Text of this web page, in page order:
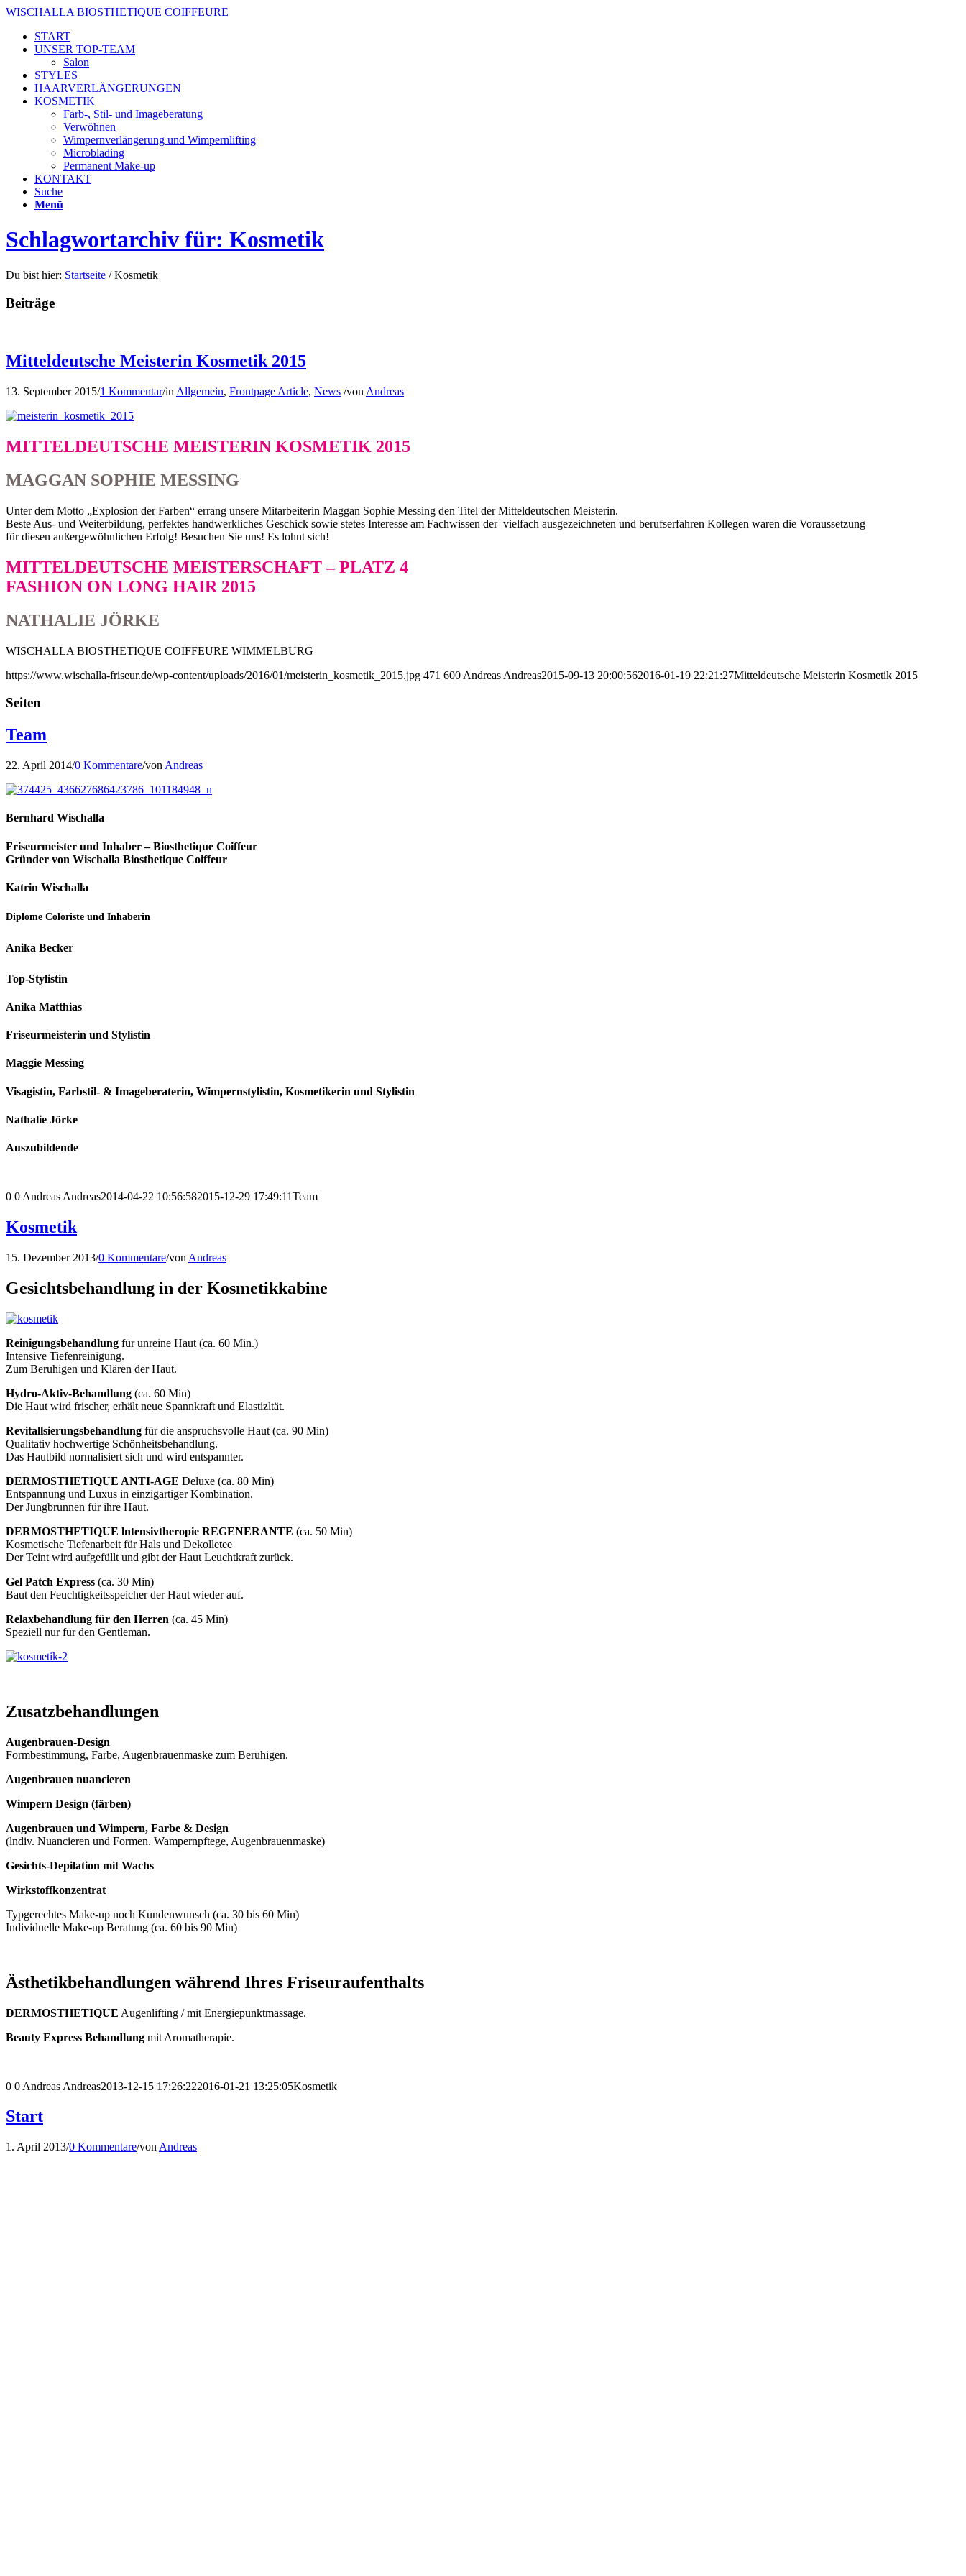
WISCHALLA BIOSTHETIQUE COIFFEURE
START
UNSER TOP-TEAM
Salon
STYLES
HAARVERLÄNGERUNGEN
KOSMETIK
Farb-, Stil- und Imageberatung
Verwöhnen
Wimpernverlängerung und Wimpernlifting
Microblading
Permanent Make-up
KONTAKT
Suche
Menü
Schlagwortarchiv für: Kosmetik
Du bist hier: Startseite / Kosmetik
Beiträge
Mitteldeutsche Meisterin Kosmetik 2015
13. September 2015/1 Kommentar/in Allgemein, Frontpage Article, News /von Andreas
MITTELDEUTSCHE MEISTERIN KOSMETIK 2015
MAGGAN SOPHIE MESSING
Unter dem Motto „Explosion der Farben“ errang unsere Mitarbeiterin Maggan Sophie Messing den Titel der Mitteldeutschen Meisterin.
Beste Aus- und Weiterbildung, perfektes handwerkliches Geschick sowie stetes Interesse am Fachwissen der vielfach ausgezeichneten und berufserfahren Kollegen waren die Voraussetzung
für diesen außergewöhnlichen Erfolg! Besuchen Sie uns! Es lohnt sich!
MITTELDEUTSCHE MEISTERSCHAFT – PLATZ 4
FASHION ON LONG HAIR 2015
NATHALIE JÖRKE
WISCHALLA BIOSTHETIQUE COIFFEURE WIMMELBURG
https://www.wischalla-friseur.de/wp-content/uploads/2016/01/meisterin_kosmetik_2015.jpg 471 600 Andreas Andreas2015-09-13 20:00:562016-01-19 22:21:27Mitteldeutsche Meisterin Kosmetik 2015
Seiten
Team
22. April 2014/0 Kommentare/von Andreas
Bernhard Wischalla
Friseurmeister und Inhaber – Biosthetique Coiffeur
Gründer von Wischalla Biosthetique Coiffeur
Katrin Wischalla
Diplome Coloriste und Inhaberin
Anika Becker
Top-Stylistin
Anika Matthias
Friseurmeisterin und Stylistin
Maggie Messing
Visagistin, Farbstil- & Imageberaterin, Wimpernstylistin, Kosmetikerin und Stylistin
Nathalie Jörke
Auszubildende
0 0 Andreas Andreas2014-04-22 10:56:582015-12-29 17:49:11Team
Kosmetik
15. Dezember 2013/0 Kommentare/von Andreas
Gesichtsbehandlung in der Kosmetikkabine
Reinigungsbehandlung für unreine Haut (ca. 60 Min.)
Intensive Tiefenreinigung.
Zum Beruhigen und Klären der Haut.
Hydro-Aktiv-Behandlung (ca. 60 Min)
Die Haut wird frischer, erhält neue Spannkraft und Elastizltät.
Revitallsierungsbehandlung für die anspruchsvolle Haut (ca. 90 Min)
Qualitativ hochwertige Schönheitsbehandlung.
Das Hautbild normalisiert sich und wird entspannter.
DERMOSTHETIQUE ANTI-AGE Deluxe (ca. 80 Min)
Entspannung und Luxus in einzigartiger Kombination.
Der Jungbrunnen für ihre Haut.
DERMOSTHETIQUE lntensivtheropie REGENERANTE (ca. 50 Min)
Kosmetische Tiefenarbeit für Hals und Dekolletee
Der Teint wird aufgefüllt und gibt der Haut Leuchtkraft zurück.
Gel Patch Express (ca. 30 Min)
Baut den Feuchtigkeitsspeicher der Haut wieder auf.
Relaxbehandlung für den Herren (ca. 45 Min)
Speziell nur für den Gentleman.
Zusatzbehandlungen
Augenbrauen-Design
Formbestimmung, Farbe, Augenbrauenmaske zum Beruhigen.
Augenbrauen nuancieren
Wimpern Design (färben)
Augenbrauen und Wimpern, Farbe & Design
(lndiv. Nuancieren und Formen. Wampernpftege, Augenbrauenmaske)
Gesichts-Depilation mit Wachs
Wirkstoffkonzentrat
Typgerechtes Make-up noch Kundenwunsch (ca. 30 bis 60 Min)
Individuelle Make-up Beratung (ca. 60 bis 90 Min)
Ästhetikbehandlungen während Ihres Friseuraufenthalts
DERMOSTHETIQUE Augenlifting / mit Energiepunktmassage.
Beauty Express Behandlung mit Aromatherapie.
0 0 Andreas Andreas2013-12-15 17:26:222016-01-21 13:25:05Kosmetik
Start
1. April 2013/0 Kommentare/von Andreas